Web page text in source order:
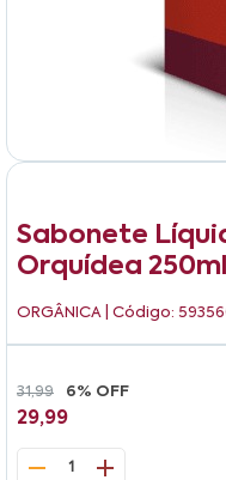
Sabonete
Orquídea 250ml
ORGÂNICA | Código:
31,99 6% OFF
29,99
1